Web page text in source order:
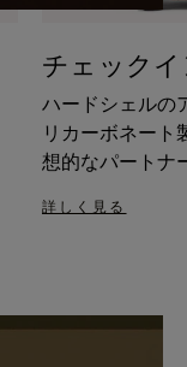
チェック
ハードシェルの
リカーボネート
想的なパートナ
詳しく見る